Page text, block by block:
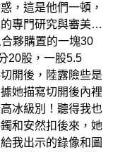
，這是他們一頓，
專門研究與審美…
夥購置的一塊30
20股，一股5.5
開後，陸露險些是
她描寫切開後內裡
冰級別！聽得我也
和安然扣後來，她
我出示的錄像和圖